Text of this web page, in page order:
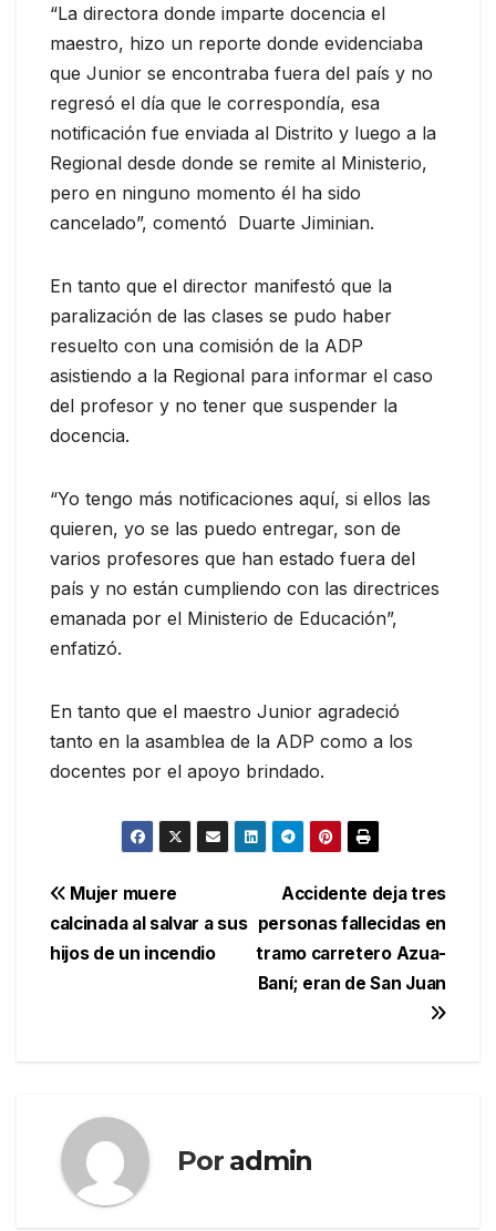
“La directora donde imparte docencia el
maestro, hizo un reporte donde evidenciaba
que Junior se encontraba fuera del país y no
regresó el día que le correspondía, esa
notificación fue enviada al Distrito y luego a la
Regional desde donde se remite al Ministerio,
pero en ninguno momento él ha sido
cancelado”, comentó Duarte Jiminian.
En tanto que el director manifestó que la
paralización de las clases se pudo haber
resuelto con una comisión de la ADP
asistiendo a la Regional para informar el caso
del profesor y no tener que suspender la
docencia.
“Yo tengo más notificaciones aquí, si ellos las
quieren, yo se las puedo entregar, son de
varios profesores que han estado fuera del
país y no están cumpliendo con las directrices
emanada por el Ministerio de Educación”,
enfatizó.
En tanto que el maestro Junior agradeció
tanto en la asamblea de la ADP como a los
docentes por el apoyo brindado.
Navegación
de
Accidente deja tres
personas fallecidas en
tramo carretero Azua-
Baní; eran de San Juan
Mujer muere
calcinada al salvar a sus
hijos de un incendio
Por admin